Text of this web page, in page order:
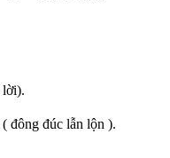
lời).
( đông đúc lẫn lộn ).